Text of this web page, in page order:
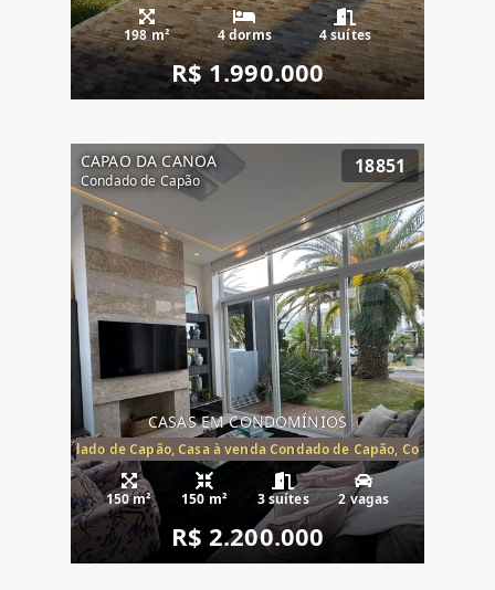
198 m² 4 dorms 4 suítes
R$ 1.990.000
CAPAO DA CANOA
Condado de Capão
18851
CASAS EM CONDOMÍNIOS
Condado de Capão, Casa à venda Condado de Capão, Condomínio
150 m² 150 m² 3 suítes 2 vagas
R$ 2.200.000